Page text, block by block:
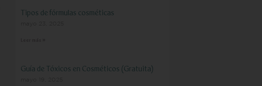
Tipos de fórmulas cosméticas
Guía de Tóxicos en Cosméticos (Gratuita)